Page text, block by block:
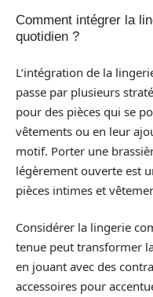
Comment intégrer la
quotidien ?
L’intégration de la
passe par plusieurs
pour des pièces qui se
vêtements ou en leur
motif. Porter une
légèrement ouverte est
pièces intimes et
Considérer la lingerie
tenue peut transformer
en jouant avec des
accessoires pour